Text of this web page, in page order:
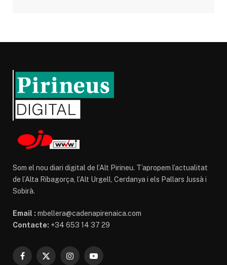
Som el nou diari digital de l’Alt Pirineu. T’apropem l’actualitat
de l’Alta Ribagorça, l’Alt Urgell, Cerdanya i els Pallars Jussà i
Sobirà.
Email : mbellera@cadenapirenaica.com
Contacte: +34 653 14 37 29
Facebook
X
InstagramYouTube